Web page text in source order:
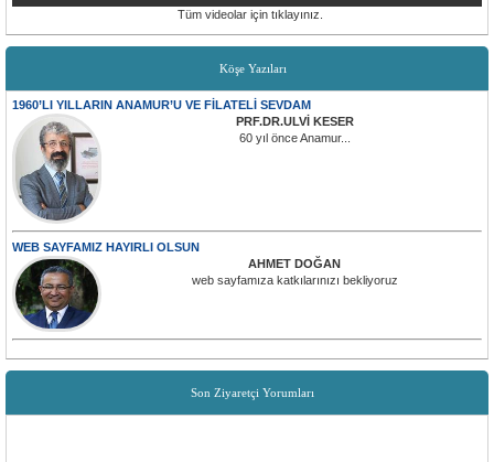
Tüm videolar için tıklayınız.
Köşe Yazıları
1960’LI YILLARIN ANAMUR’U VE FİLATELİ SEVDAM
PRF.DR.ULVİ KESER
60 yıl önce Anamur...
WEB SAYFAMIZ HAYIRLI OLSUN
AHMET DOĞAN
web sayfamıza katkılarınızı bekliyoruz
Son Ziyaretçi Yorumları